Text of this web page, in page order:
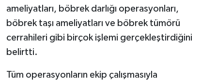
ameliyatları, böbrek darlığı operasyonları,
böbrek taşı ameliyatları ve böbrek tümörü
cerrahileri gibi birçok işlemi gerçekleştirdiğini
belirtti.
Tüm operasyonların ekip çalışmasıyla